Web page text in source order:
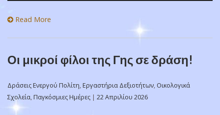
Read More
Οι μικροί φίλοι της Γης σε δράση!
Δράσεις Ενεργού Πολίτη,Εργαστήρια Δεξιοτήτων, Οικολογικά
Σχολεία,Παγκόσμιες Ημέρες | 22 Απριλίου 2026